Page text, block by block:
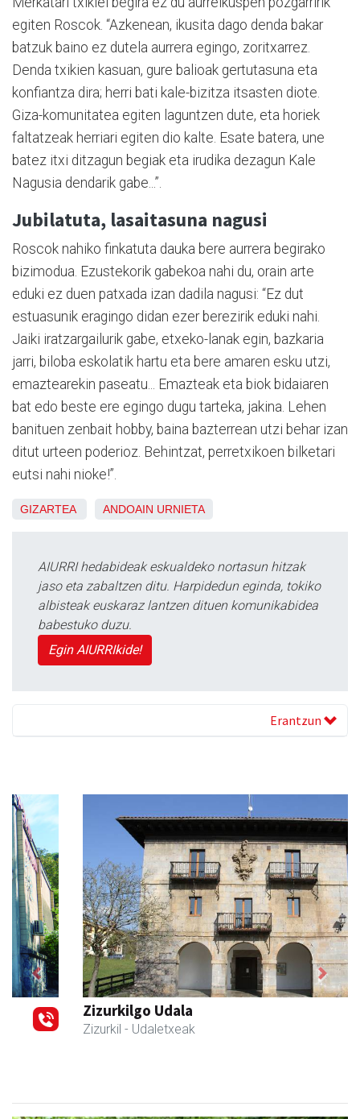
egiten Roscok. “Azkenean, ikusita dago denda bakar
batzuk baino ez dutela aurrera egingo, zoritxarrez.
Denda txikien kasuan, gure balioak gertutasuna eta
konfiantza dira; herri bati kale-bizitza itsasten diote.
Giza-komunitatea egiten laguntzen dute, eta horiek
faltatzeak herriari egiten dio kalte. Esate batera, une
batez itxi ditzagun begiak eta irudika dezagun Kale
Nagusia dendarik gabe...”.
Jubilatuta, lasaitasuna nagusi
Roscok nahiko finkatuta dauka bere aurrera begirako
bizimodua. Ezustekorik gabekoa nahi du, orain arte
eduki ez duen patxada izan dadila nagusi: “Ez dut
estuasunik eragingo didan ezer berezirik eduki nahi.
Jaiki iratzargailurik gabe, etxeko-lanak egin, bazkaria
jarri, biloba eskolatik hartu eta bere amaren esku utzi,
emaztearekin paseatu... Emazteak eta biok bidaiaren
bat edo beste ere egingo dugu tarteka, jakina. Lehen
banituen zenbait hobby, baina bazterrean utzi behar izan
ditut urteen poderioz. Behintzat, perretxikoen bilketari
eutsi nahi nioke!”.
GIZARTEA ANDOAIN URNIETA
AIURRI hedabideak eskualdeko nortasun hitzak
jaso eta zabaltzen ditu. Harpidedun eginda, tokiko
albisteak euskaraz lantzen dituen komunikabidea
babestuko duzu.
Egin AIURRIkide!
Erantzun
Zizurkilgo Udala
Zizurkil - Udaletxeak
Previous Next